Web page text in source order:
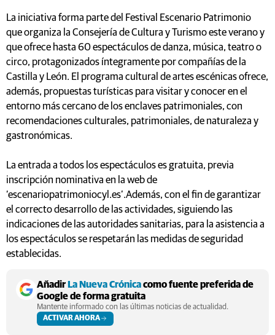
La iniciativa forma parte del Festival Escenario Patrimonio
que organiza la Consejería de Cultura y Turismo este verano y
que ofrece hasta 60 espectáculos de danza, música, teatro o
circo, protagonizados íntegramente por compañías de la
Castilla y León. El programa cultural de artes escénicas ofrece,
además, propuestas turísticas para visitar y conocer en el
entorno más cercano de los enclaves patrimoniales, con
recomendaciones culturales, patrimoniales, de naturaleza y
gastronómicas.
La entrada a todos los espectáculos es gratuita, previa
inscripción nominativa en la web de
‘escenariopatrimoniocyl.es’.Además, con el fin de garantizar
el correcto desarrollo de las actividades, siguiendo las
indicaciones de las autoridades sanitarias, para la asistencia a
los espectáculos se respetarán las medidas de seguridad
establecidas.
AñadirLa Nueva Crónicacomo fuente preferida de
Google de forma gratuita
Mantente informado con las últimas noticias de actualidad.
ACTIVAR AHORA